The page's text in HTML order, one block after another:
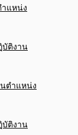
ำแหน่ง
บัติงาน
นตำแหน่ง
บัติงาน